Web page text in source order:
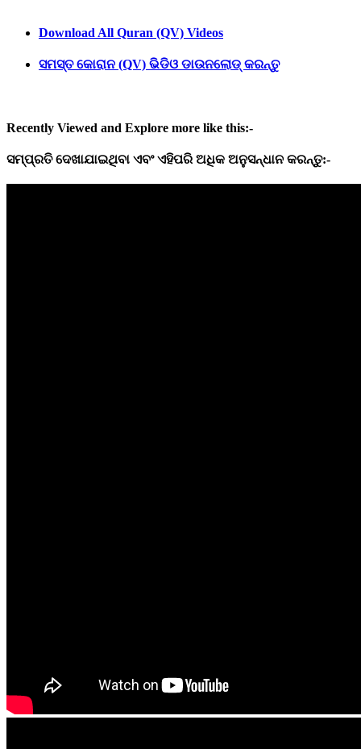
Download All Quran (QV) Videos
ସମସ୍ତକୋରାନ (QV) ଭିଡିଓ ଡାଉନଲୋଡ୍ କରନ୍ତୁ
Recently Viewed and Explore more like this:-
ସମ୍ପ୍ରତିଦେଖାଯାଇଥିବା ଏବଂଏହିପରି ଅଧିକ ଅନୁସନ୍ଧାନ କରନ୍ତୁ:-